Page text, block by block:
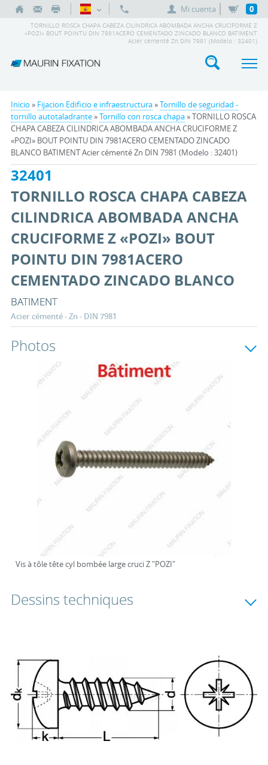
Mi cuenta 0
TORNILLO ROSCA CHAPA CABEZA CILINDRICA ABOMBADA ANCHA CRUCIFORME Z
«POZI» BOUT POINTU DIN 7981ACERO CEMENTADO ZINCADO BLANCO BATIMENT
Acier cémenté Zn DIN 7981 (Modelo : 32401)
Inicio » Fijacion Edificio e infraestructura»Tornillo de seguridad -
tornillo autotaladrante»Tornillo con rosca chapa» TORNILLO ROSCA
CHAPA CABEZA CILINDRICA ABOMBADA ANCHA CRUCIFORME Z
«POZI» BOUT POINTU DIN 7981ACERO CEMENTADO ZINCADO
BLANCO BATIMENT Acier cémenté Zn DIN 7981 (Modelo : 32401)
32401
TORNILLO ROSCA CHAPA CABEZA
CILINDRICA ABOMBADA ANCHA
CRUCIFORME Z «POZI» BOUT
POINTU DIN 7981ACERO
CEMENTADO ZINCADO BLANCO
BATIMENT
Acier cémenté - Zn - DIN 7981
Photos
Vis à tôle tête cyl bombée large cruci Z "POZI"
Dessins techniques